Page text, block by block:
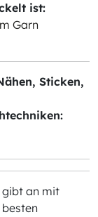
ist:
Garn
Sticken,
gibt an mit